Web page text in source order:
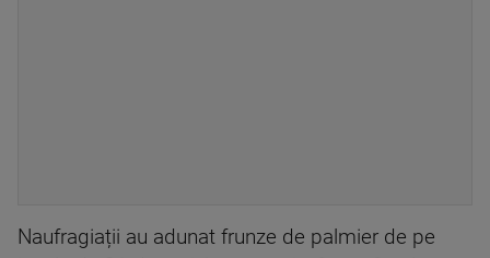
Naufragiații au adunat frunze de palmier de pe